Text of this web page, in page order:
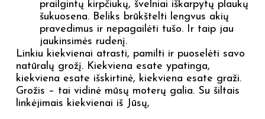
prailgintų kirpčiukų, švelniai iškarpytų plaukų
šukuosena. Beliks brūkštelti lengvus akių
pravedimus ir nepagailėti tušo. Ir taip jau
jaukinsimės rudenį.
Linkiu kiekvienai atrasti, pamilti ir puoselėti savo
natūralų grožį. Kiekviena esate ypatinga,
kiekviena esate išskirtinė, kiekviena esate graži.
Grožis – tai vidinė mūsų moterų galia. Su šiltais
linkėjimais kiekvienai iš Jūsų,